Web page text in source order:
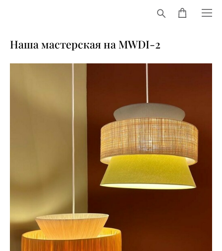
Наша мастерская на MWDI-2